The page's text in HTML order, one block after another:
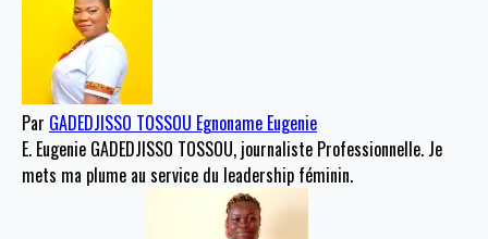
Par GADEDJISSO TOSSOU Egnoname Eugenie
E. Eugenie GADEDJISSO TOSSOU, journaliste Professionnelle. Je
mets ma plume au service du leadership féminin.